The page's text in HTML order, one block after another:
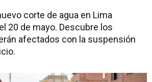
corte de agua en Lima
20 de mayo. Descubre los
afectados con la suspensión